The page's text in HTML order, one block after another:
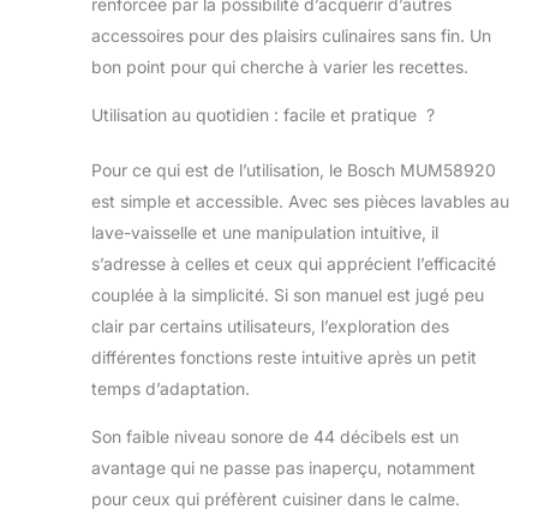
texture de vos
préparations
Livraison : 1x robot
MUM58920, 1x
fouet mélangeur, 1x
crochet pétrisseur
inox, 3x disques
réversibles inox, 1x
blender, 1x
couvercle de
renforcée par la possibilité d’acquérir d’autres
accessoires pour des plaisirs culinaires sans fin. Un
bon point pour qui cherche à varier les recettes.
Utilisation au quotidien : facile et pratique ?
Pour ce qui est de l’utilisation, le Bosch MUM58920
est simple et accessible. Avec ses pièces lavables au
lave-vaisselle et une manipulation intuitive, il
s’adresse à celles et ceux qui apprécient l’efficacité
couplée à la simplicité. Si son manuel est jugé peu
clair par certains utilisateurs, l’exploration des
différentes fonctions reste intuitive après un petit
temps d’adaptation.
Son faible niveau sonore de 44 décibels est un
avantage qui ne passe pas inaperçu, notamment
pour ceux qui préfèrent cuisiner dans le calme.